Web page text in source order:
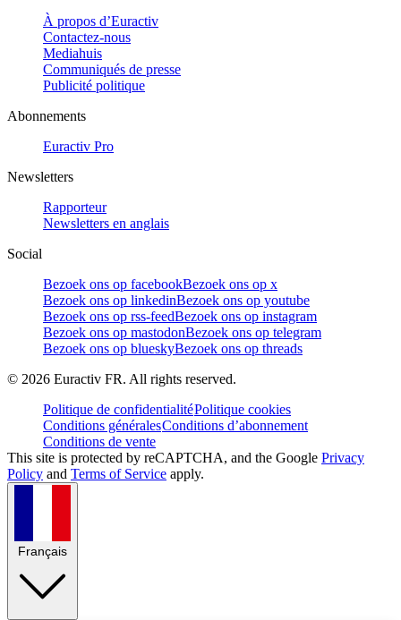
À propos d’Euractiv
Contactez-nous
Mediahuis
Communiqués de presse
Publicité politique
Abonnements
Euractiv Pro
Newsletters
Rapporteur
Newsletters en anglais
Social
Bezoek ons op facebookBezoek ons op x
Bezoek ons op linkedinBezoek ons op youtube
Bezoek ons op rss-feedBezoek ons op instagram
Bezoek ons op mastodonBezoek ons op telegram
Bezoek ons op blueskyBezoek ons op threads
© 2026 Euractiv FR. All rights reserved.
Politique de confidentialitéPolitique cookies
Conditions généralesConditions d’abonnement
Conditions de vente
This site is protected by reCAPTCHA, and the Google Privacy
Policy and Terms of Service apply.
Français